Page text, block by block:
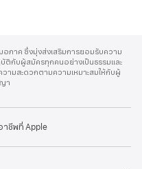
ภาค ซึ่งมุ่งส่งเสริมการยอมรับความ
ติกับผู้สมัครทุกคนอย่างเป็นธรรมและ
ามสะดวกตามความเหมาะสมให้กับผู้
า
าชีพที่ Apple